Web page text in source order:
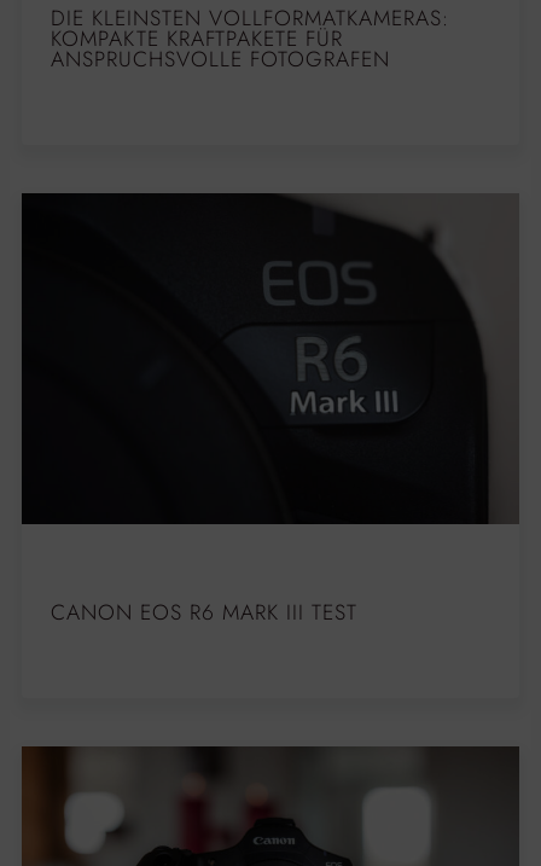
DIE KLEINSTEN VOLLFORMATKAMERAS:
KOMPAKTE KRAFTPAKETE FÜR
ANSPRUCHSVOLLE FOTOGRAFEN
CANON EOS R6 MARK III TEST